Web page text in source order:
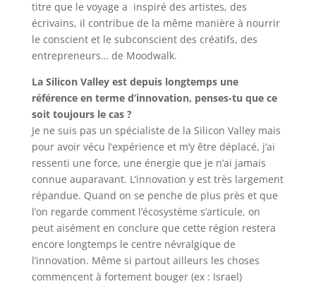
titre que le voyage a inspiré des artistes, des
écrivains, il contribue de la même manière à nourrir
le conscient et le subconscient des créatifs, des
entrepreneurs… de Moodwalk.
La Silicon Valley est depuis longtemps une
référence en terme d’innovation, penses-tu que ce
soit toujours le cas ?
Je ne suis pas un spécialiste de la Silicon Valley mais
pour avoir vécu l’expérience et m’y être déplacé, j’ai
ressenti une force, une énergie que je n’ai jamais
connue auparavant. L’innovation y est très largement
répandue. Quand on se penche de plus près et que
l’on regarde comment l’écosystème s’articule, on
peut aisément en conclure que cette région restera
encore longtemps le centre névralgique de
l’innovation. Même si partout ailleurs les choses
commencent à fortement bouger (ex : Israel)